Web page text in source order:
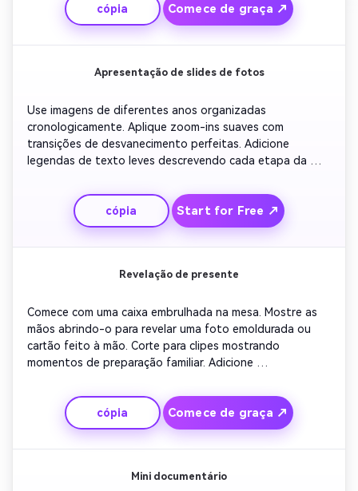
para Reels ou compartilhamento do TikTok com hashtags
cópia Comece de graça ↗
Apresentação de slides de fotos
Use imagens de diferentes anos organizadas
cronologicamente. Aplique zoom-ins suaves com
transições de desvanecimento perfeitas. Adicione
legendas de texto leves descrevendo cada etapa da
as palavras 'eternamente grata, mãe' na tela. Ótimo para
presentes rápidos de apresentação de slides ou
homenagens de mídia social.
cópia Start for Free ↗
Revelação de presente
Comece com uma caixa embrulhada na mesa. Mostre as
mãos abrindo-o para revelar uma foto emoldurada ou
cartão feito à mão. Corte para clipes mostrando
momentos de preparação familiar. Adicione
Termine com uma nota sincera na tela dizendo 'Você
merece o mundo, mãe'. Projetado para surpresas de
vídeo curtas e promoções de presentes de marca.
cópia Comece de graça ↗
Mini documentário